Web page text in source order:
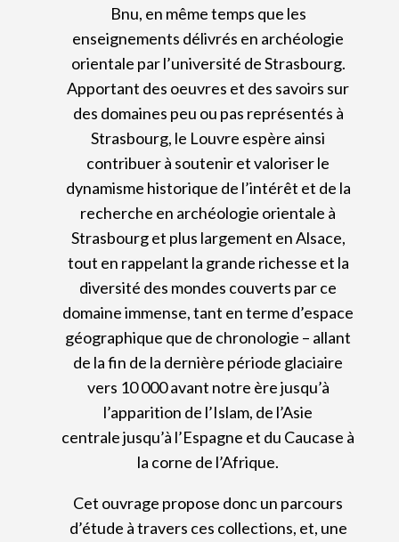
Bnu, en même temps que les
enseignements délivrés en archéologie
orientale par l’université de Strasbourg.
Apportant des oeuvres et des savoirs sur
des domaines peu ou pas représentés à
Strasbourg, le Louvre espère ainsi
contribuer à soutenir et valoriser le
dynamisme historique de l’intérêt et de la
recherche en archéologie orientale à
Strasbourg et plus largement en Alsace,
tout en rappelant la grande richesse et la
diversité des mondes couverts par ce
domaine immense, tant en terme d’espace
géographique que de chronologie – allant
de la fin de la dernière période glaciaire
vers 10 000 avant notre ère jusqu’à
l’apparition de l’Islam, de l’Asie
centrale jusqu’à l’Espagne et du Caucase à
la corne de l’Afrique.
Cet ouvrage propose donc un parcours
d’étude à travers ces collections, et, une